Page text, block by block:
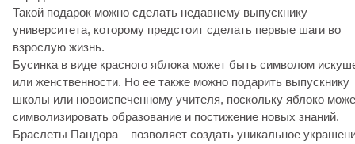
Такой подарок можно сделать недавнему выпускнику
университета, которому предстоит сделать первые шаги во
взрослую жизнь.
Бусинка в виде красного яблока может быть символом
или женственности. Но ее также можно подарить выпускнику
школы или новоиспеченному учителя, поскольку яблоко
символизировать образование и постижение новых знаний.
Браслеты Пандора – позволяет создать уникальное